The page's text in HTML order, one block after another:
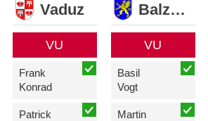
Vaduz
VU
Frank
Konrad
Patrick
Balzers
VU
Basil
Vogt
Martin